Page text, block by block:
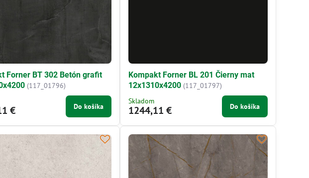
Forner BT 302 Betón grafit
(117_01796)
€ Do košíka
Kompakt Forner BL 201 Čierny mat
12x1310x4200 (117_01797)
Skladom
1244,11 € Do košíka